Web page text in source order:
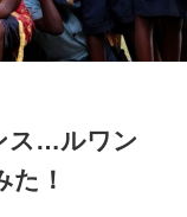
ス…ルワン
た！